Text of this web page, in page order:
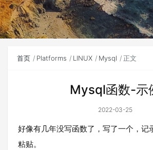
首页 Platforms LINUX Mysql 正文
Mysql函数-示
2022-03-25
好像有几年没写函数了，写了一个，记
粘贴。